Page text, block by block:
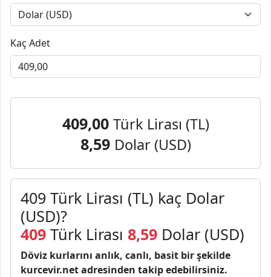
Kaç Adet
409,00 Türk Lirası (TL)
8,59 Dolar (USD)
409 Türk Lirası (TL) kaç Dolar
(USD)?
409 Türk Lirası 8,59 Dolar (USD)
Döviz kurlarını anlık, canlı, basit bir şekilde
kurcevir.net adresinden takip edebilirsiniz.